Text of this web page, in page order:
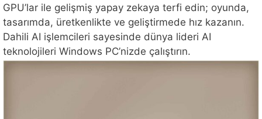
GPU’lar ile gelişmiş yapay zekaya terfi edin; oyunda,
tasarımda, üretkenlikte ve geliştirmede hız kazanın.
Dahili AI işlemcileri sayesinde dünya lideri AI
teknolojileri Windows PC’nizde çalıştırın.